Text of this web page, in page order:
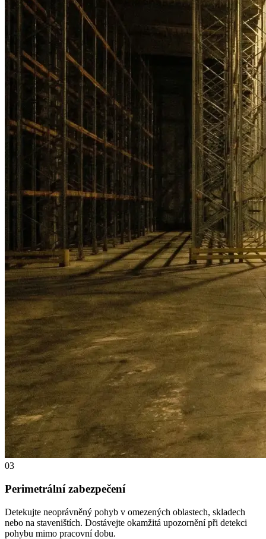
03
Perimetrální zabezpečení
Detekujte neoprávněný pohyb v omezených oblastech, skladech
nebo na staveništích. Dostávejte okamžitá upozornění při detekci
pohybu mimo pracovní dobu.